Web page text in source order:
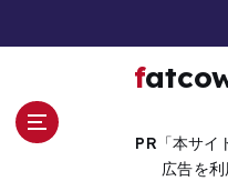
fatcowgames.n
PR「本サイ
広告を利